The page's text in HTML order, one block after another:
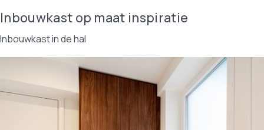
Inbouwkast op maat inspiratie
Inbouwkast in de hal